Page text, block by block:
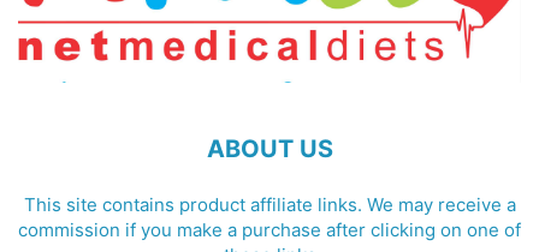
ABOUT US
This site contains product affiliate links. We may receive a
commission if you make a purchase after clicking on one of